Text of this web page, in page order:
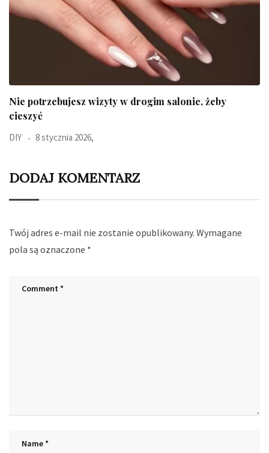
Ten błyskawiczny test pokaże jaki jest Twój typ
Uroda
DODAJ KOMENTARZ
Twój adres e-mail nie zostanie opublikowany. Wymagane
pola są oznaczone *